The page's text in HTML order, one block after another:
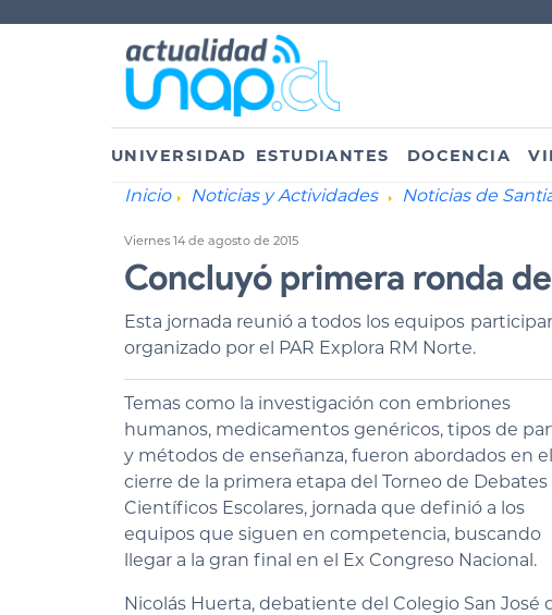
UNIVERSIDAD ESTUDIANTES DOCENCIA
Inicio Noticias y Actividades Noticias de
Viernes 14 de agosto de 2015
Concluyó primera ronda
Esta jornada reunió a todos los equipos
organizado por el PAR Explora RM Norte.
Temas como la investigación con embriones
humanos, medicamentos genéricos, tipos de
y métodos de enseñanza, fueron abordados en el
cierre de la primera etapa del Torneo de Debates
Científicos Escolares, jornada que definió a los
equipos que siguen en competencia, buscando
llegar a la gran final en el Ex Congreso Nacional.
Nicolás Huerta, debatiente del Colegio San José